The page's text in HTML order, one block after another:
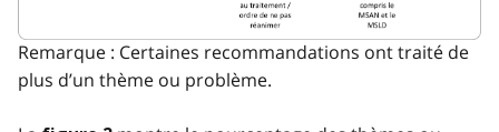
Remarque : Certaines recommandations ont traité de
plus d’un thème ou problème.